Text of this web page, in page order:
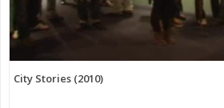
City Stories (2010)